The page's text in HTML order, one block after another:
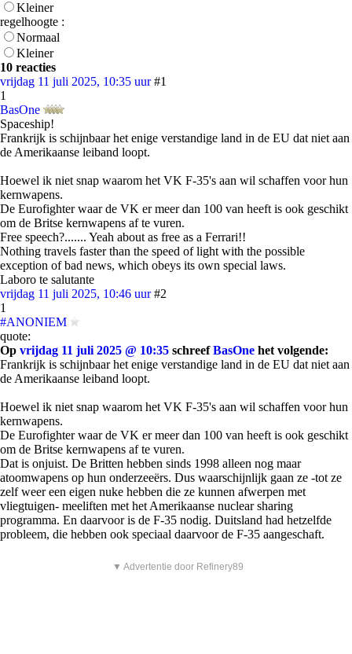
Kleiner
regelhoogte :
Normaal
Kleiner
10 reacties
vrijdag 11 juli 2025, 10:35 uur #1
1
BasOne
Spaceship!
Frankrijk is schijnbaar het enige verstandige land in de EU dat niet aan
de Amerikaanse leiband loopt.
Hoewel ik niet snap waarom het VK F-35's aan wil schaffen voor hun
kernwapens.
De Eurofighter waar de VK er meer dan 100 van heeft is ook geschikt
om de Britse kernwapens af te vuren.
Free speech?....... Yeah about as free as a Ferrari!!
Nothing travels faster than the speed of light with the possible
exception of bad news, which obeys its own special laws.
Laboro te salutante
vrijdag 11 juli 2025, 10:46 uur #2
1
#ANONIEM
quote:
Op vrijdag 11 juli 2025 @ 10:35 schreefBasOne het volgende:
Frankrijk is schijnbaar het enige verstandige land in de EU dat niet aan
de Amerikaanse leiband loopt.
Hoewel ik niet snap waarom het VK F-35's aan wil schaffen voor hun
kernwapens.
De Eurofighter waar de VK er meer dan 100 van heeft is ook geschikt
om de Britse kernwapens af te vuren.
Dat is onjuist. De Britten hebben sinds 1998 alleen nog maar
atoomwapens op hun onderzeeërs. Dus waarschijnlijk gaan ze -tot ze
zelf weer een eigen nuke hebben die ze kunnen afwerpen met
vliegtuigen- meeliften met het Amerikaanse nuclear sharing
programma. En daarvoor is de F-35 nodig. Duitsland had hetzelfde
probleem, die hebben ook speciaal daarvoor de F-35 aangeschaft.
▼ Advertentie door Refinery89